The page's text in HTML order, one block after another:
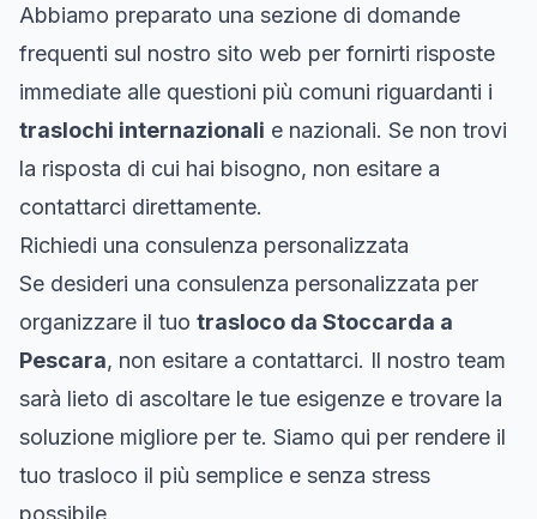
Abbiamo preparato una sezione di domande
frequenti sul nostro sito web per fornirti risposte
immediate alle questioni più comuni riguardanti i
traslochi internazionali e nazionali. Se non trovi
la risposta di cui hai bisogno, non esitare a
contattarci direttamente.
Richiedi una consulenza personalizzata
Se desideri una consulenza personalizzata per
organizzare il tuo trasloco da Stoccarda a
Pescara, non esitare a contattarci. Il nostro team
sarà lieto di ascoltare le tue esigenze e trovare la
soluzione migliore per te. Siamo qui per rendere il
tuo trasloco il più semplice e senza stress
possibile.